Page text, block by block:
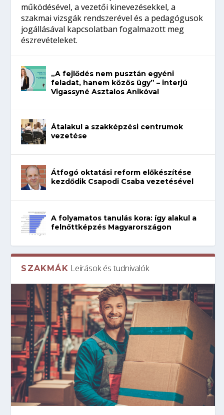
működésével, a vezetői kinevezésekkel, a
szakmai vizsgák rendszerével és a pedagógusok
jogállásával kapcsolatban fogalmazott meg
észrevételeket.
„A fejlődés nem pusztán egyéni
feladat, hanem közös ügy” – interjú
Vigassyné Asztalos Anikóval
Átalakul a szakképzési centrumok
vezetése
Átfogó oktatási reform előkészítése
kezdődik Csapodi Csaba vezetésével
A folyamatos tanulás kora: így alakul a
felnőttképzés Magyarországon
SZAKMÁK Leírások és tudnivalók